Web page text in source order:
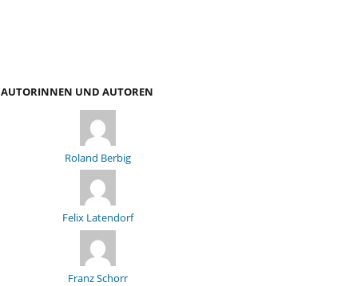
AUTORINNEN UND AUTOREN
Roland Berbig
Felix Latendorf
Franz Schorr